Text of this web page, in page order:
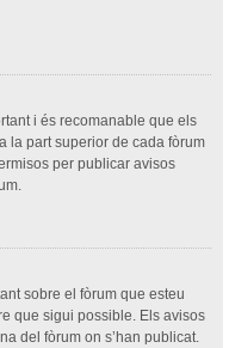
i és recomanable que els
la part superior de cada fòrum
per publicar avisos
sobre el fòrum que esteu
que sigui possible. Els avisos
del fòrum on s’han publicat.